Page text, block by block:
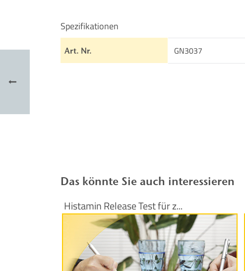
Spezifikationen
Art. Nr. GN3037
Das könnte Sie auch interessieren
Histamin Release Test für z...
Produktinformationen